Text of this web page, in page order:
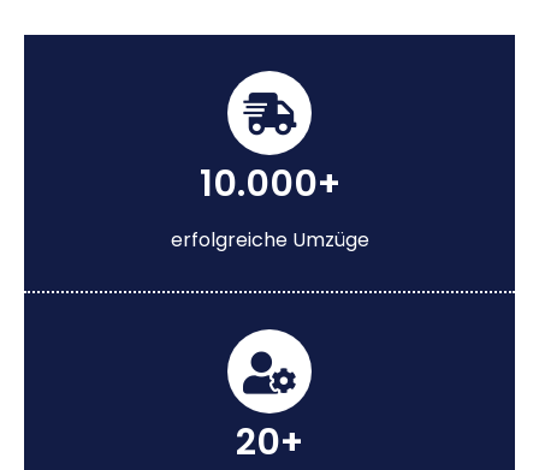
10.000+
erfolgreiche Umzüge
20+